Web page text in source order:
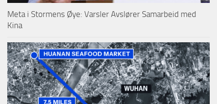
Meta i Stormens Øye: Varsler Avslører Samarbeid med
Kina